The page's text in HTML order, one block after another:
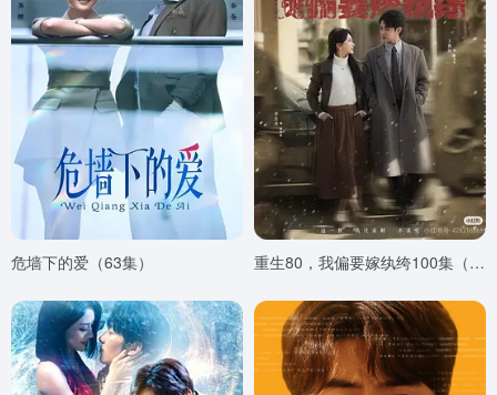
危墙下的爱（63集） 重生80，我偏要嫁纨绔100集（2025）王朝阳＆李若琪